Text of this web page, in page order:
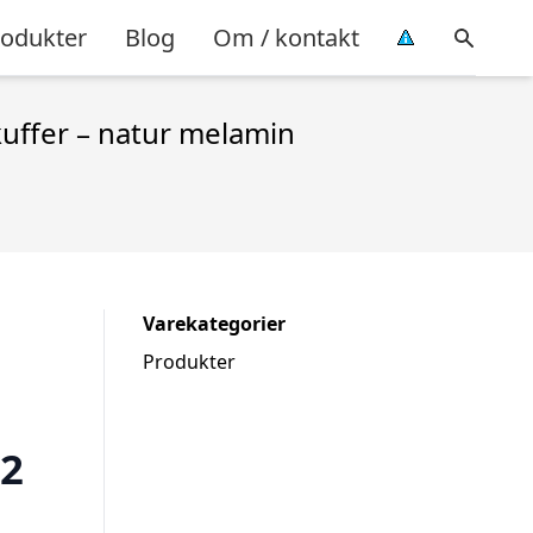
Blog Om / kontakt
– natur melamin
Varekategorier
Produkter